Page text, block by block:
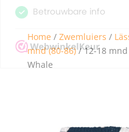
Home / Zwemluiers /
mnd (80-86)/ 12-18 mnd
Whale